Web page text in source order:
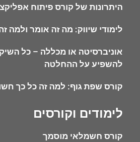
לימודים וקורסים
קורס חשמלאי מוסמך
היתרונות של קורס פיתוח
לימודי שיווק: מה זה אומר ולמה
אוניברסיטה או מכללה – כל
להשפיע על ההחלטה
קורס שפת גוף: למה זה כל כך